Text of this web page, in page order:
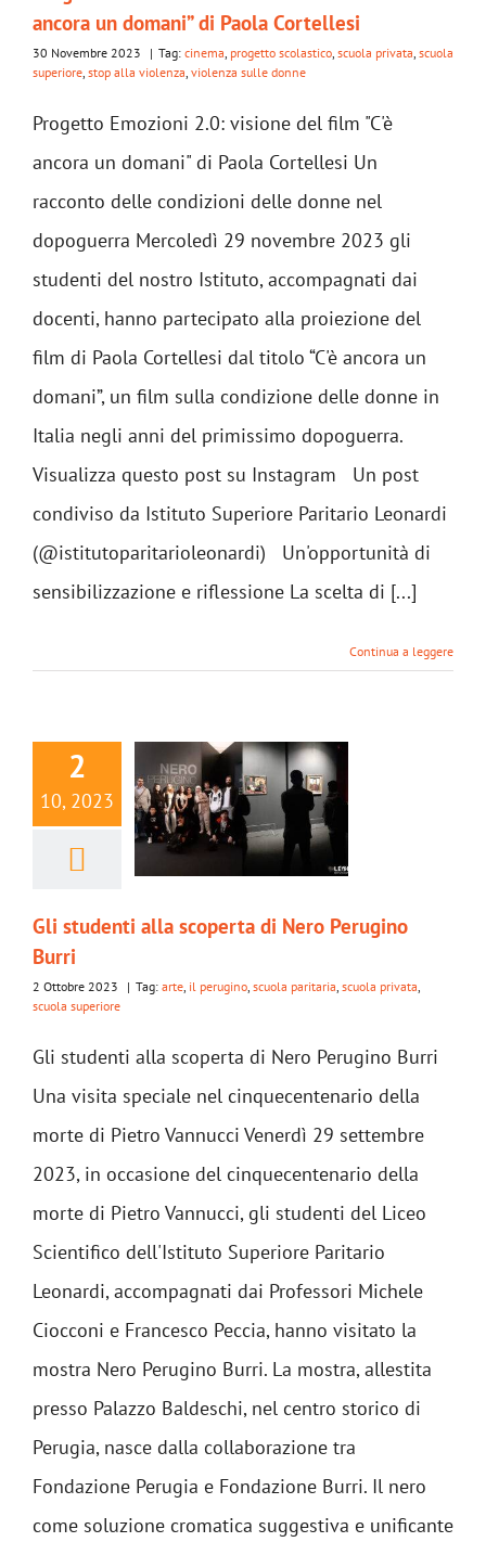
ancora un domani” di Paola Cortellesi
30 Novembre 2023 | Tag: cinema progetto scolastico scuola privata scuola
superiore stop alla violenza violenza sulle donne
Progetto Emozioni 2.0: visione del film "C'è
ancora un domani" di Paola Cortellesi Un
racconto delle condizioni delle donne nel
dopoguerra Mercoledì 29 novembre 2023 gli
studenti del nostro Istituto, accompagnati dai
docenti, hanno partecipato alla proiezione del
film di Paola Cortellesi dal titolo “C'è ancora un
domani”, un film sulla condizione delle donne in
Italia negli anni del primissimo dopoguerra.
Visualizza questo post su Instagram Un post
condiviso da Istituto Superiore Paritario Leonardi
(@istitutoparitarioleonardi) Un'opportunità di
sensibilizzazione e riflessione La scelta di [...]
Continua a leggere
2
10, 2023
Gli studenti alla scoperta di Nero Perugino
Burri
2 Ottobre 2023 | Tag: arte il perugino scuola paritaria scuola privata
scuola superiore
Gli studenti alla scoperta di Nero Perugino Burri
Una visita speciale nel cinquecentenario della
morte di Pietro Vannucci Venerdì 29 settembre
2023, in occasione del cinquecentenario della
morte di Pietro Vannucci, gli studenti del Liceo
Scientifico dell'Istituto Superiore Paritario
Leonardi, accompagnati dai Professori Michele
Ciocconi e Francesco Peccia, hanno visitato la
mostra Nero Perugino Burri. La mostra, allestita
presso Palazzo Baldeschi, nel centro storico di
Perugia, nasce dalla collaborazione tra
Fondazione Perugia e Fondazione Burri. Il nero
come soluzione cromatica suggestiva e unificante